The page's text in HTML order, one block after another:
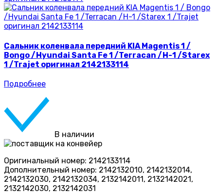
Сальник коленвала передний KIA Magentis 1 /
Bongo /Hyundai Santa Fe 1 /Terracan /H-1 /Starex
1 /Trajet оригинал 2142133114
Подробнее
В наличии
Оригинальный номер: 2142133114
Дополнительный номер: 2142132010, 2142132014,
2142132030, 2142132034, 2132142011, 2132142021,
2132142030, 2132142031